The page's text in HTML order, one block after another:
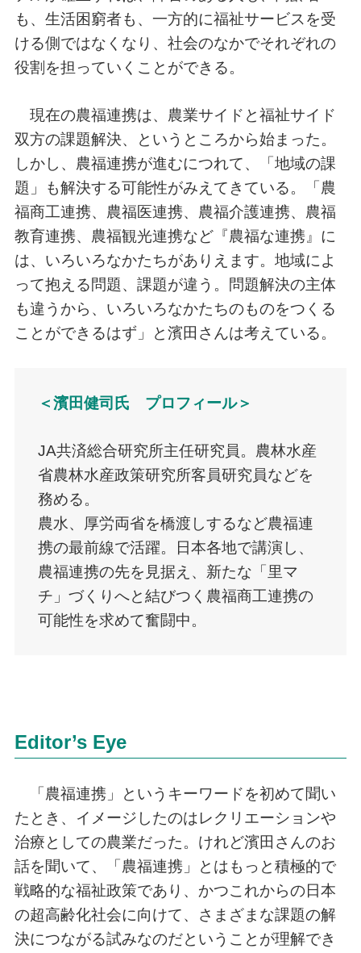
も、生活困窮者も、一方的に福祉サービスを受
ける側ではなくなり、社会のなかでそれぞれの
役割を担っていくことができる。
現在の農福連携は、農業サイドと福祉サイド
双方の課題解決、というところから始まった。
しかし、農福連携が進むにつれて、「地域の課
題」も解決する可能性がみえてきている。「農
福商工連携、農福医連携、農福介護連携、農福
教育連携、農福観光連携など『農福な連携』に
は、いろいろなかたちがありえます。地域によ
って抱える問題、課題が違う。問題解決の主体
も違うから、いろいろなかたちのものをつくる
ことができるはず」と濱田さんは考えている。
＜濱田健司氏 プロフィール＞
JA共済総合研究所主任研究員。農林水産
省農林水産政策研究所客員研究員などを
務める。
農水、厚労両省を橋渡しするなど農福連
携の最前線で活躍。日本各地で講演し、
農福連携の先を見据え、新たな「里マ
チ」づくりへと結びつく農福商工連携の
可能性を求めて奮闘中。
Editor’s Eye
「農福連携」というキーワードを初めて聞い
たとき、イメージしたのはレクリエーションや
治療としての農業だった。けれど濱田さんのお
話を聞いて、「農福連携」とはもっと積極的で
戦略的な福祉政策であり、かつこれからの日本
の超高齢化社会に向けて、さまざまな課題の解
決につながる試みなのだということが理解でき